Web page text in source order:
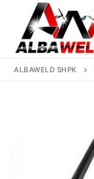
content
ALBAWELD SHPK